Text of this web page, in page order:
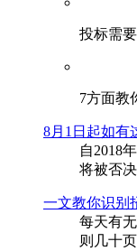
投标需
​7方面教
8月1日起如有
自2018
将被否
一文教你识别
每天有
则几十